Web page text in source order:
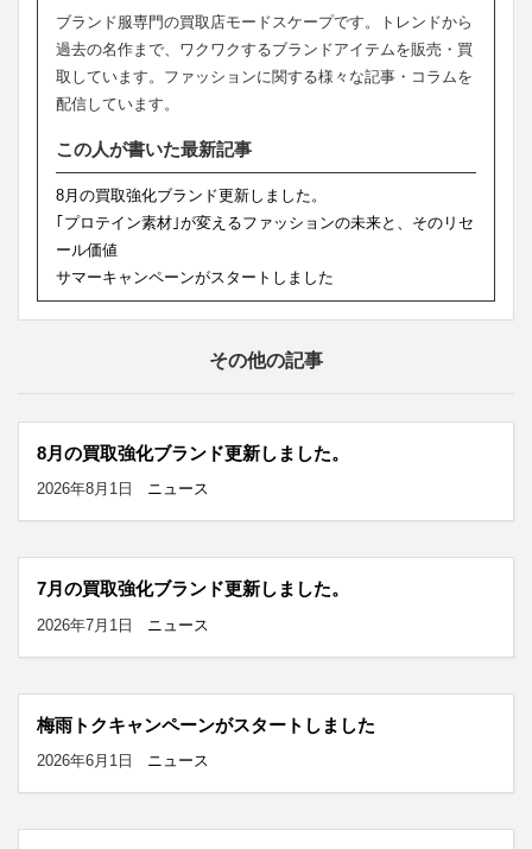
ブランド服専門の買取店モードスケープです。トレンドから
過去の名作まで、ワクワクするブランドアイテムを販売・買
取しています。ファッションに関する様々な記事・コラムを
配信しています。
この人が書いた最新記事
8月の買取強化ブランド更新しました。
｢プロテイン素材｣が変えるファッションの未来と、そのリセ
ール価値
サマーキャンペーンがスタートしました
その他の記事
8月の買取強化ブランド更新しました。
2026年8月1日 ニュース
7月の買取強化ブランド更新しました。
2026年7月1日 ニュース
梅雨トクキャンペーンがスタートしました
2026年6月1日 ニュース